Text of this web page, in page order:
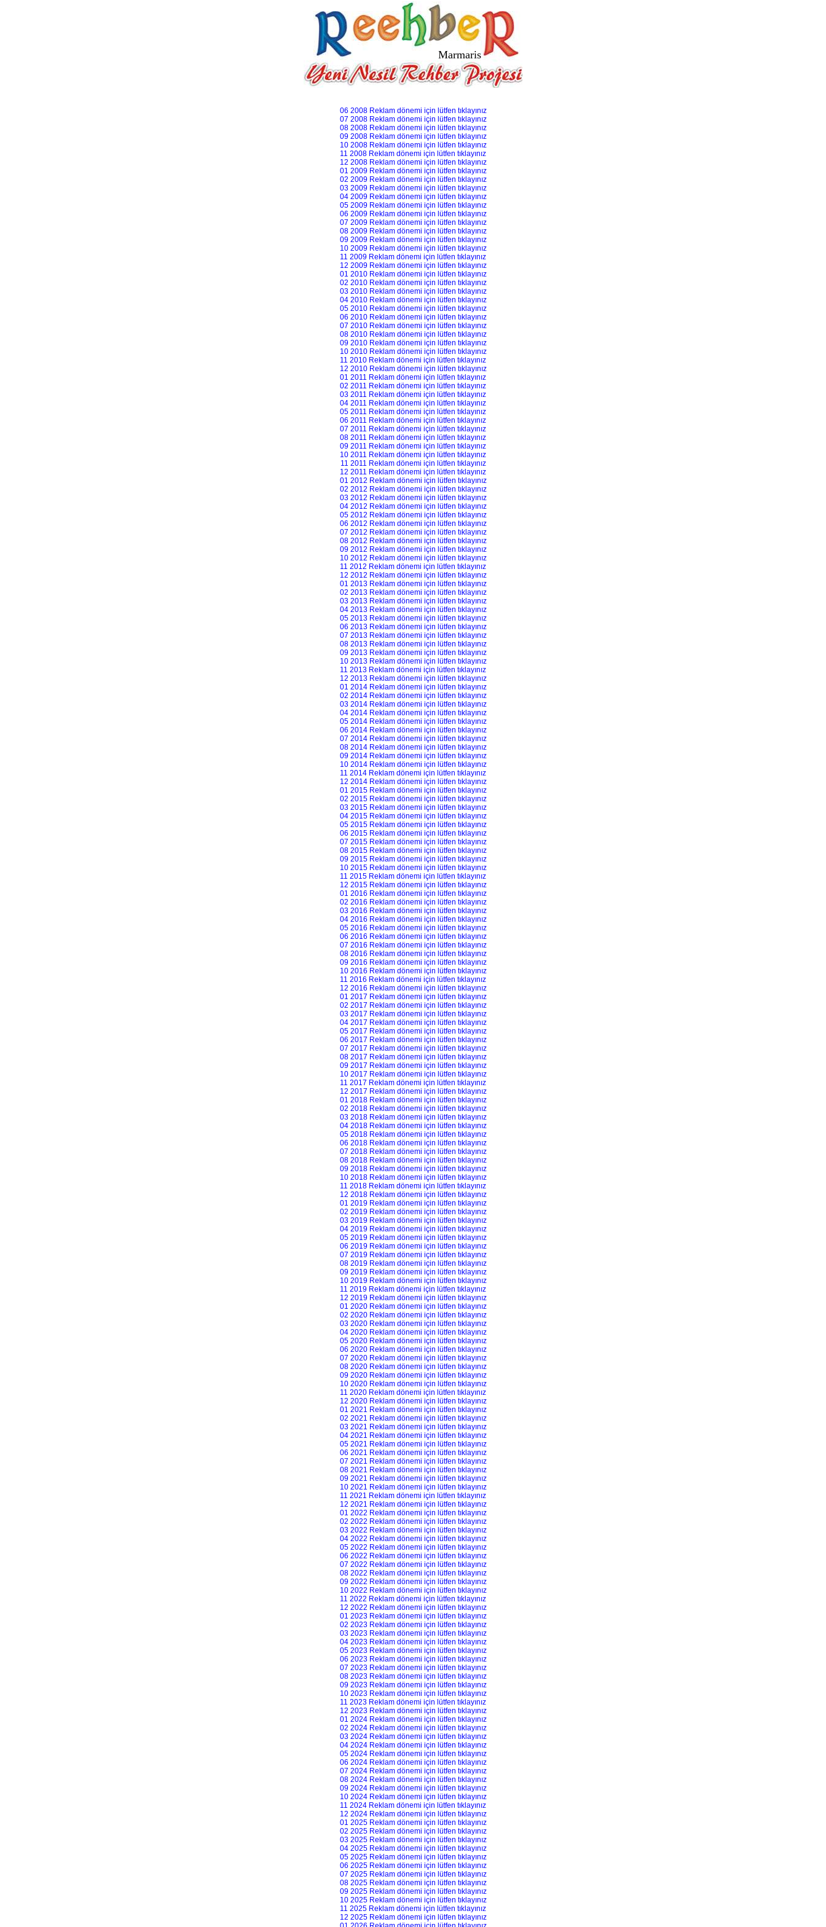
Marmaris
06 2008 Reklam dönemi için lütfen tıklayınız
07 2008 Reklam dönemi için lütfen tıklayınız
08 2008 Reklam dönemi için lütfen tıklayınız
09 2008 Reklam dönemi için lütfen tıklayınız
10 2008 Reklam dönemi için lütfen tıklayınız
11 2008 Reklam dönemi için lütfen tıklayınız
12 2008 Reklam dönemi için lütfen tıklayınız
01 2009 Reklam dönemi için lütfen tıklayınız
02 2009 Reklam dönemi için lütfen tıklayınız
03 2009 Reklam dönemi için lütfen tıklayınız
04 2009 Reklam dönemi için lütfen tıklayınız
05 2009 Reklam dönemi için lütfen tıklayınız
06 2009 Reklam dönemi için lütfen tıklayınız
07 2009 Reklam dönemi için lütfen tıklayınız
08 2009 Reklam dönemi için lütfen tıklayınız
09 2009 Reklam dönemi için lütfen tıklayınız
10 2009 Reklam dönemi için lütfen tıklayınız
11 2009 Reklam dönemi için lütfen tıklayınız
12 2009 Reklam dönemi için lütfen tıklayınız
01 2010 Reklam dönemi için lütfen tıklayınız
02 2010 Reklam dönemi için lütfen tıklayınız
03 2010 Reklam dönemi için lütfen tıklayınız
04 2010 Reklam dönemi için lütfen tıklayınız
05 2010 Reklam dönemi için lütfen tıklayınız
06 2010 Reklam dönemi için lütfen tıklayınız
07 2010 Reklam dönemi için lütfen tıklayınız
08 2010 Reklam dönemi için lütfen tıklayınız
09 2010 Reklam dönemi için lütfen tıklayınız
10 2010 Reklam dönemi için lütfen tıklayınız
11 2010 Reklam dönemi için lütfen tıklayınız
12 2010 Reklam dönemi için lütfen tıklayınız
01 2011 Reklam dönemi için lütfen tıklayınız
02 2011 Reklam dönemi için lütfen tıklayınız
03 2011 Reklam dönemi için lütfen tıklayınız
04 2011 Reklam dönemi için lütfen tıklayınız
05 2011 Reklam dönemi için lütfen tıklayınız
06 2011 Reklam dönemi için lütfen tıklayınız
07 2011 Reklam dönemi için lütfen tıklayınız
08 2011 Reklam dönemi için lütfen tıklayınız
09 2011 Reklam dönemi için lütfen tıklayınız
10 2011 Reklam dönemi için lütfen tıklayınız
11 2011 Reklam dönemi için lütfen tıklayınız
12 2011 Reklam dönemi için lütfen tıklayınız
01 2012 Reklam dönemi için lütfen tıklayınız
02 2012 Reklam dönemi için lütfen tıklayınız
03 2012 Reklam dönemi için lütfen tıklayınız
04 2012 Reklam dönemi için lütfen tıklayınız
05 2012 Reklam dönemi için lütfen tıklayınız
06 2012 Reklam dönemi için lütfen tıklayınız
07 2012 Reklam dönemi için lütfen tıklayınız
08 2012 Reklam dönemi için lütfen tıklayınız
09 2012 Reklam dönemi için lütfen tıklayınız
10 2012 Reklam dönemi için lütfen tıklayınız
11 2012 Reklam dönemi için lütfen tıklayınız
12 2012 Reklam dönemi için lütfen tıklayınız
01 2013 Reklam dönemi için lütfen tıklayınız
02 2013 Reklam dönemi için lütfen tıklayınız
03 2013 Reklam dönemi için lütfen tıklayınız
04 2013 Reklam dönemi için lütfen tıklayınız
05 2013 Reklam dönemi için lütfen tıklayınız
06 2013 Reklam dönemi için lütfen tıklayınız
07 2013 Reklam dönemi için lütfen tıklayınız
08 2013 Reklam dönemi için lütfen tıklayınız
09 2013 Reklam dönemi için lütfen tıklayınız
10 2013 Reklam dönemi için lütfen tıklayınız
11 2013 Reklam dönemi için lütfen tıklayınız
12 2013 Reklam dönemi için lütfen tıklayınız
01 2014 Reklam dönemi için lütfen tıklayınız
02 2014 Reklam dönemi için lütfen tıklayınız
03 2014 Reklam dönemi için lütfen tıklayınız
04 2014 Reklam dönemi için lütfen tıklayınız
05 2014 Reklam dönemi için lütfen tıklayınız
06 2014 Reklam dönemi için lütfen tıklayınız
07 2014 Reklam dönemi için lütfen tıklayınız
08 2014 Reklam dönemi için lütfen tıklayınız
09 2014 Reklam dönemi için lütfen tıklayınız
10 2014 Reklam dönemi için lütfen tıklayınız
11 2014 Reklam dönemi için lütfen tıklayınız
12 2014 Reklam dönemi için lütfen tıklayınız
01 2015 Reklam dönemi için lütfen tıklayınız
02 2015 Reklam dönemi için lütfen tıklayınız
03 2015 Reklam dönemi için lütfen tıklayınız
04 2015 Reklam dönemi için lütfen tıklayınız
05 2015 Reklam dönemi için lütfen tıklayınız
06 2015 Reklam dönemi için lütfen tıklayınız
07 2015 Reklam dönemi için lütfen tıklayınız
08 2015 Reklam dönemi için lütfen tıklayınız
09 2015 Reklam dönemi için lütfen tıklayınız
10 2015 Reklam dönemi için lütfen tıklayınız
11 2015 Reklam dönemi için lütfen tıklayınız
12 2015 Reklam dönemi için lütfen tıklayınız
01 2016 Reklam dönemi için lütfen tıklayınız
02 2016 Reklam dönemi için lütfen tıklayınız
03 2016 Reklam dönemi için lütfen tıklayınız
04 2016 Reklam dönemi için lütfen tıklayınız
05 2016 Reklam dönemi için lütfen tıklayınız
06 2016 Reklam dönemi için lütfen tıklayınız
07 2016 Reklam dönemi için lütfen tıklayınız
08 2016 Reklam dönemi için lütfen tıklayınız
09 2016 Reklam dönemi için lütfen tıklayınız
10 2016 Reklam dönemi için lütfen tıklayınız
11 2016 Reklam dönemi için lütfen tıklayınız
12 2016 Reklam dönemi için lütfen tıklayınız
01 2017 Reklam dönemi için lütfen tıklayınız
02 2017 Reklam dönemi için lütfen tıklayınız
03 2017 Reklam dönemi için lütfen tıklayınız
04 2017 Reklam dönemi için lütfen tıklayınız
05 2017 Reklam dönemi için lütfen tıklayınız
06 2017 Reklam dönemi için lütfen tıklayınız
07 2017 Reklam dönemi için lütfen tıklayınız
08 2017 Reklam dönemi için lütfen tıklayınız
09 2017 Reklam dönemi için lütfen tıklayınız
10 2017 Reklam dönemi için lütfen tıklayınız
11 2017 Reklam dönemi için lütfen tıklayınız
12 2017 Reklam dönemi için lütfen tıklayınız
01 2018 Reklam dönemi için lütfen tıklayınız
02 2018 Reklam dönemi için lütfen tıklayınız
03 2018 Reklam dönemi için lütfen tıklayınız
04 2018 Reklam dönemi için lütfen tıklayınız
05 2018 Reklam dönemi için lütfen tıklayınız
06 2018 Reklam dönemi için lütfen tıklayınız
07 2018 Reklam dönemi için lütfen tıklayınız
08 2018 Reklam dönemi için lütfen tıklayınız
09 2018 Reklam dönemi için lütfen tıklayınız
10 2018 Reklam dönemi için lütfen tıklayınız
11 2018 Reklam dönemi için lütfen tıklayınız
12 2018 Reklam dönemi için lütfen tıklayınız
01 2019 Reklam dönemi için lütfen tıklayınız
02 2019 Reklam dönemi için lütfen tıklayınız
03 2019 Reklam dönemi için lütfen tıklayınız
04 2019 Reklam dönemi için lütfen tıklayınız
05 2019 Reklam dönemi için lütfen tıklayınız
06 2019 Reklam dönemi için lütfen tıklayınız
07 2019 Reklam dönemi için lütfen tıklayınız
08 2019 Reklam dönemi için lütfen tıklayınız
09 2019 Reklam dönemi için lütfen tıklayınız
10 2019 Reklam dönemi için lütfen tıklayınız
11 2019 Reklam dönemi için lütfen tıklayınız
12 2019 Reklam dönemi için lütfen tıklayınız
01 2020 Reklam dönemi için lütfen tıklayınız
02 2020 Reklam dönemi için lütfen tıklayınız
03 2020 Reklam dönemi için lütfen tıklayınız
04 2020 Reklam dönemi için lütfen tıklayınız
05 2020 Reklam dönemi için lütfen tıklayınız
06 2020 Reklam dönemi için lütfen tıklayınız
07 2020 Reklam dönemi için lütfen tıklayınız
08 2020 Reklam dönemi için lütfen tıklayınız
09 2020 Reklam dönemi için lütfen tıklayınız
10 2020 Reklam dönemi için lütfen tıklayınız
11 2020 Reklam dönemi için lütfen tıklayınız
12 2020 Reklam dönemi için lütfen tıklayınız
01 2021 Reklam dönemi için lütfen tıklayınız
02 2021 Reklam dönemi için lütfen tıklayınız
03 2021 Reklam dönemi için lütfen tıklayınız
04 2021 Reklam dönemi için lütfen tıklayınız
05 2021 Reklam dönemi için lütfen tıklayınız
06 2021 Reklam dönemi için lütfen tıklayınız
07 2021 Reklam dönemi için lütfen tıklayınız
08 2021 Reklam dönemi için lütfen tıklayınız
09 2021 Reklam dönemi için lütfen tıklayınız
10 2021 Reklam dönemi için lütfen tıklayınız
11 2021 Reklam dönemi için lütfen tıklayınız
12 2021 Reklam dönemi için lütfen tıklayınız
01 2022 Reklam dönemi için lütfen tıklayınız
02 2022 Reklam dönemi için lütfen tıklayınız
03 2022 Reklam dönemi için lütfen tıklayınız
04 2022 Reklam dönemi için lütfen tıklayınız
05 2022 Reklam dönemi için lütfen tıklayınız
06 2022 Reklam dönemi için lütfen tıklayınız
07 2022 Reklam dönemi için lütfen tıklayınız
08 2022 Reklam dönemi için lütfen tıklayınız
09 2022 Reklam dönemi için lütfen tıklayınız
10 2022 Reklam dönemi için lütfen tıklayınız
11 2022 Reklam dönemi için lütfen tıklayınız
12 2022 Reklam dönemi için lütfen tıklayınız
01 2023 Reklam dönemi için lütfen tıklayınız
02 2023 Reklam dönemi için lütfen tıklayınız
03 2023 Reklam dönemi için lütfen tıklayınız
04 2023 Reklam dönemi için lütfen tıklayınız
05 2023 Reklam dönemi için lütfen tıklayınız
06 2023 Reklam dönemi için lütfen tıklayınız
07 2023 Reklam dönemi için lütfen tıklayınız
08 2023 Reklam dönemi için lütfen tıklayınız
09 2023 Reklam dönemi için lütfen tıklayınız
10 2023 Reklam dönemi için lütfen tıklayınız
11 2023 Reklam dönemi için lütfen tıklayınız
12 2023 Reklam dönemi için lütfen tıklayınız
01 2024 Reklam dönemi için lütfen tıklayınız
02 2024 Reklam dönemi için lütfen tıklayınız
03 2024 Reklam dönemi için lütfen tıklayınız
04 2024 Reklam dönemi için lütfen tıklayınız
05 2024 Reklam dönemi için lütfen tıklayınız
06 2024 Reklam dönemi için lütfen tıklayınız
07 2024 Reklam dönemi için lütfen tıklayınız
08 2024 Reklam dönemi için lütfen tıklayınız
09 2024 Reklam dönemi için lütfen tıklayınız
10 2024 Reklam dönemi için lütfen tıklayınız
11 2024 Reklam dönemi için lütfen tıklayınız
12 2024 Reklam dönemi için lütfen tıklayınız
01 2025 Reklam dönemi için lütfen tıklayınız
02 2025 Reklam dönemi için lütfen tıklayınız
03 2025 Reklam dönemi için lütfen tıklayınız
04 2025 Reklam dönemi için lütfen tıklayınız
05 2025 Reklam dönemi için lütfen tıklayınız
06 2025 Reklam dönemi için lütfen tıklayınız
07 2025 Reklam dönemi için lütfen tıklayınız
08 2025 Reklam dönemi için lütfen tıklayınız
09 2025 Reklam dönemi için lütfen tıklayınız
10 2025 Reklam dönemi için lütfen tıklayınız
11 2025 Reklam dönemi için lütfen tıklayınız
12 2025 Reklam dönemi için lütfen tıklayınız